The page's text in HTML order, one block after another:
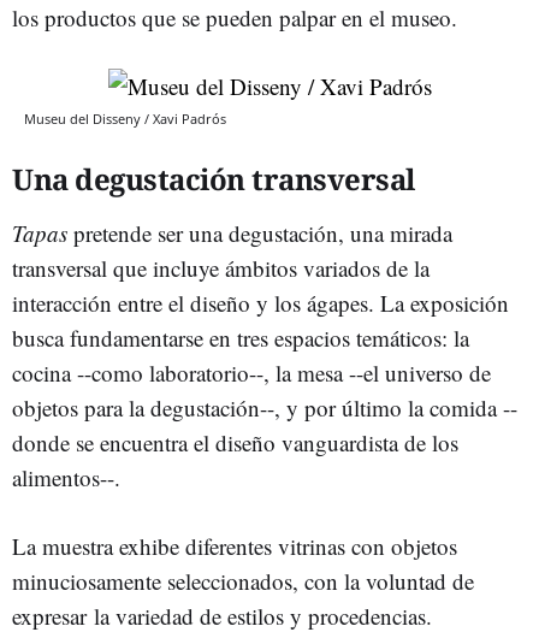
los productos que se pueden palpar en el museo.
Museu del Disseny / Xavi Padrós
Una degustación transversal
Tapas pretende ser una degustación, una mirada
transversal que incluye ámbitos variados de la
interacción entre el diseño y los ágapes. La exposición
busca fundamentarse en tres espacios temáticos: la
cocina --como laboratorio--, la mesa --el universo de
objetos para la degustación--, y por último la comida --
donde se encuentra el diseño vanguardista de los
alimentos--.
La muestra exhibe diferentes vitrinas con objetos
minuciosamente seleccionados, con la voluntad de
expresar la variedad de estilos y procedencias.